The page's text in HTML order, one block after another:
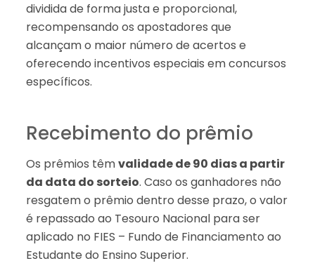
dividida de forma justa e proporcional,
recompensando os apostadores que
alcançam o maior número de acertos e
oferecendo incentivos especiais em concursos
específicos.
Recebimento do prêmio
Os prêmios têmvalidade de 90 dias a partir
da data do sorteio. Caso os ganhadores não
resgatem o prêmio dentro desse prazo, o valor
é repassado ao Tesouro Nacional para ser
aplicado no FIES – Fundo de Financiamento ao
Estudante do Ensino Superior.